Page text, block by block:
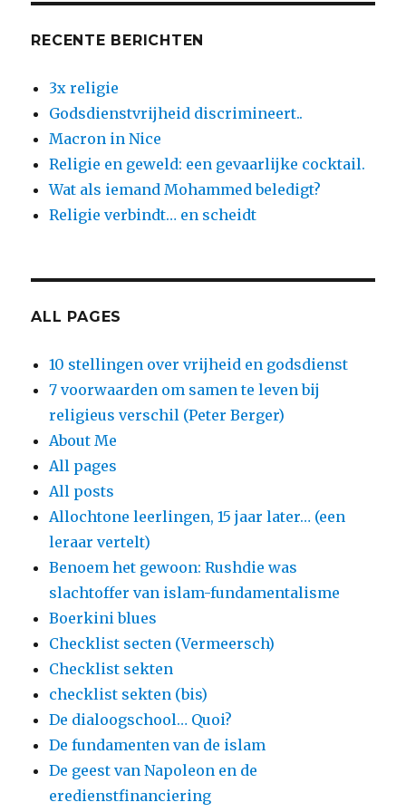
RECENTE BERICHTEN
3x religie
Godsdienstvrijheid discrimineert..
Macron in Nice
Religie en geweld: een gevaarlijke cocktail.
Wat als iemand Mohammed beledigt?
Religie verbindt… en scheidt
ALL PAGES
10 stellingen over vrijheid en godsdienst
7 voorwaarden om samen te leven bij
religieus verschil (Peter Berger)
About Me
All pages
All posts
Allochtone leerlingen, 15 jaar later… (een
leraar vertelt)
Benoem het gewoon: Rushdie was
slachtoffer van islam-fundamentalisme
Boerkini blues
Checklist secten (Vermeersch)
Checklist sekten
checklist sekten (bis)
De dialoogschool… Quoi?
De fundamenten van de islam
De geest van Napoleon en de
eredienstfinanciering